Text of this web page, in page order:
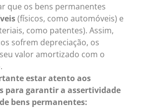
que os bens permanentes
(físicos, como automóveis) e
como patentes). Assim,
sofrem depreciação, os
valor amortizado com o
estar atento aos
para garantir a assertividade
bens permanentes: